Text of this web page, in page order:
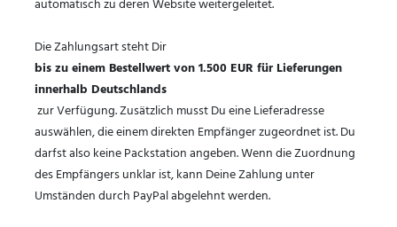
Die Zahlungsart steht Dir
bis zu einem Bestellwert von 1.500 EUR für Lieferungen
innerhalb Deutschlands
zur Verfügung. Zusätzlich musst Du eine Lieferadresse
auswählen, die einem direkten Empfänger zugeordnet ist. Du
darfst also keine Packstation angeben. Wenn die Zuordnung
des Empfängers unklar ist, kann Deine Zahlung unter
Umständen durch PayPal abgelehnt werden.